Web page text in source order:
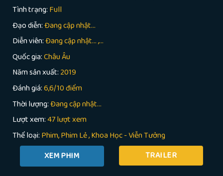
Tình trạng: Full
Đạo diễn:Đang cập nhật…
Diễn viên:Đang cập nhật… ,...
Quốc gia:Châu Âu
Năm sản xuất: 2019
Đánh giá:6,6/10 điểm
Thời lượng:Đang cập nhật…
Lượt xem:47 lượt xem
Thể loại: Phim Phim Lẻ,Khoa Học - Viễn Tưởng
TRAILER